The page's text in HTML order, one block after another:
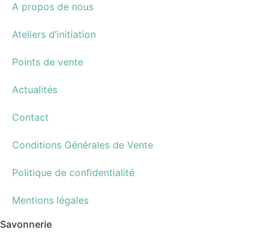
A propos de nous
Ateliers d’initiation
Points de vente
Actualités
Contact
Conditions Générales de Vente
Politique de confidentialité
Mentions légales
Savonnerie